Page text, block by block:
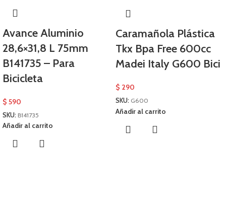
Avance Aluminio
28,6×31,8 L 75mm
B141735 – Para
Bicicleta
$ 590
SKU: B141735
Añadir al carrito
Caramañola Plástica
Tkx Bpa Free 600cc
Madei Italy G600 Bici
$ 290
SKU: G600
Añadir al carrito